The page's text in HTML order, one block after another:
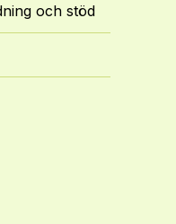
och stöd